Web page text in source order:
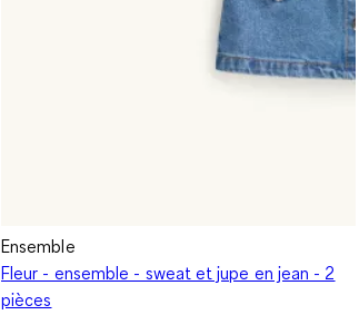
Ensemble
Fleur - ensemble - sweat et jupe en jean - 2
pièces